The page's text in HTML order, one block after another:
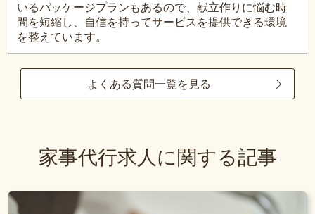
いるパッケージプランもあるので、献立作りに悩む時
間を短縮し、自信を持ってサービスを提供できる環境
を整えています。
よくある質問一覧を見る
家事代行求人に関する記事